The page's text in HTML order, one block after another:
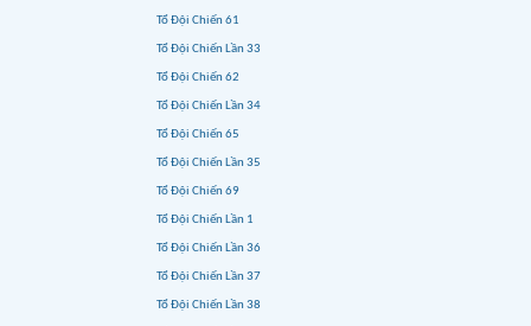
Tổ Đội Chiến 61
Tổ Đội Chiến Lần 33
Tổ Đội Chiến 62
Tổ Đội Chiến Lần 34
Tổ Đội Chiến 65
Tổ Đội Chiến Lần 35
Tổ Đội Chiến 69
Tổ Đội Chiến Lần 1
Tổ Đội Chiến Lần 36
Tổ Đội Chiến Lần 37
Tổ Đội Chiến Lần 38